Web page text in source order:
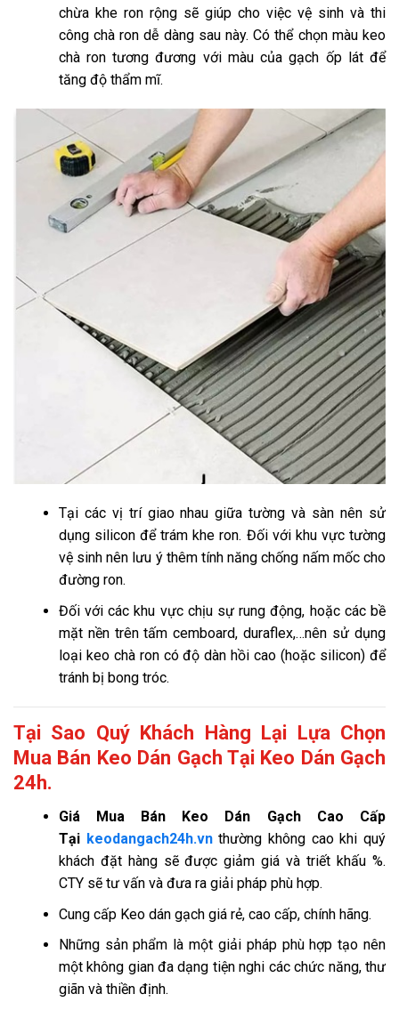
chừa khe ron rộng sẽ giúp cho việc vệ sinh và thi
công chà ron dễ dàng sau này. Có thể chọn màu keo
chà ron tương đương với màu của gạch ốp lát để
tăng độ thẩm mĩ.
Tại các vị trí giao nhau giữa tường và sàn nên sử
dụng silicon để trám khe ron. Đối với khu vực tường
vệ sinh nên lưu ý thêm tính năng chống nấm mốc cho
đường ron.
Đối với các khu vực chịu sự rung động, hoặc các bề
mặt nền trên tấm cemboard, duraflex,…nên sử dụng
loại keo chà ron có độ dàn hồi cao (hoặc silicon) để
tránh bị bong tróc.
Tại Sao Quý Khách Hàng Lại Lựa Chọn
Mua Bán Keo Dán Gạch Tại Keo Dán Gạch
24h.
GiáMua Bán Keo Dán Gạch Cao Cấp
Tại keodangach24h.vn thường không cao khi quý
khách đặt hàng sẽ được giảm giá và triết khấu %.
CTY sẽ tư vấn và đưa ra giải pháp phù hợp.
Cung cấp Keo dán gạch giá rẻ, cao cấp, chính hãng.
Những sản phẩm là một giải pháp phù hợp tạo nên
một không gian đa dạng tiện nghi các chức năng, thư
giãn và thiền định.